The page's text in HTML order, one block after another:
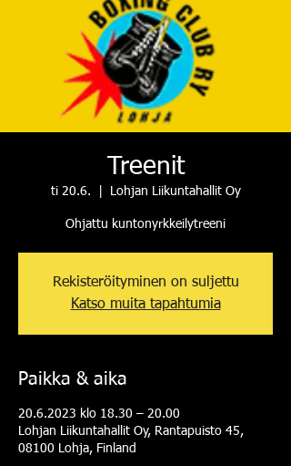
Treenit
ti 20.6. Lohjan Liikuntahallit Oy
Ohjattu kuntonyrkkeilytreeni
Rekisteröityminen on suljettu
Katso muita tapahtumia
Paikka & aika
20.6.2023 klo 18.30 – 20.00
Lohjan Liikuntahallit Oy, Rantapuisto 45,
08100 Lohja, Finland